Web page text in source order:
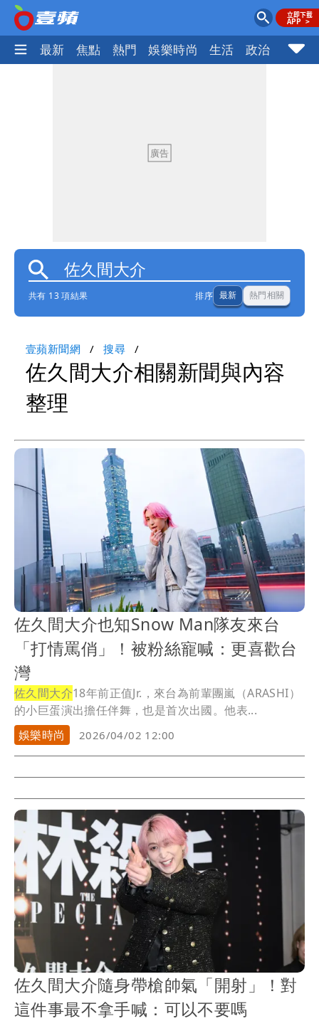
最新 焦點 熱門 娛樂時尚 生活 政治 社會
共有 13 項結果 排序 最新 熱門相關
壹蘋新聞網 搜尋
佐久間大介相關新聞與內容
整理
佐久間大介也知Snow Man隊友來台
「打情罵俏」！被粉絲寵喊：更喜歡台
灣
佐久間大介18年前正值Jr.，來台為前輩團嵐（ARASHI）
的小巨蛋演出擔任伴舞，也是首次出國。他表...
娛樂時尚
2026/04/02 12:00
佐久間大介隨身帶槍帥氣「開射」！對
這件事最不拿手喊：可以不要嗎